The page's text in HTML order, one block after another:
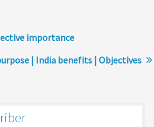
importance
| India benefits | Objectives